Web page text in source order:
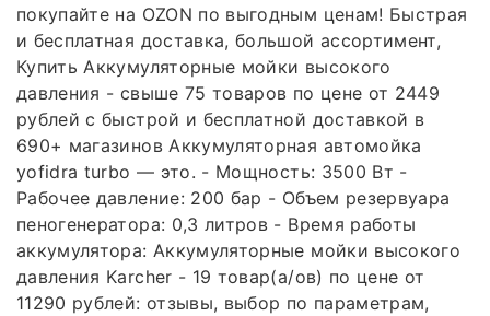
покупайте на OZON по выгодным ценам! Быстрая
и бесплатная доставка, большой ассортимент,
Купить Аккумуляторные мойки высокого
давления - свыше 75 товаров по цене от 2449
рублей с быстрой и бесплатной доставкой в
690+ магазинов Аккумуляторная автомойка
yofidra turbo — это. - Мощность: 3500 Вт -
Рабочее давление: 200 бар - Объем резервуара
пеногенератора: 0,3 литров - Время работы
аккумулятора: Аккумуляторные мойки высокого
давления Karcher - 19 товар(а/ов) по цене от
11290 рублей: отзывы, выбор по параметрам,